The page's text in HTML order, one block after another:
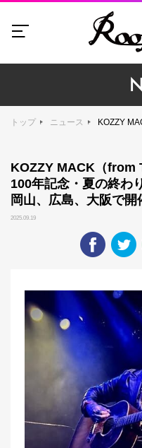
トップ ニュース KOZZY MACK（from
KOZZY MACK（from
100年記念・夏の終わ
岡山、広島、大阪で開
2025.09.19